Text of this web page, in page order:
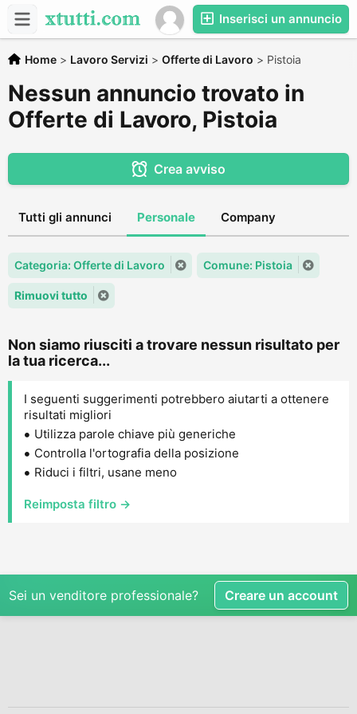
Inserisci un annuncio
Home > Lavoro Servizi > Offerte di Lavoro > Pistoia
Nessun annuncio trovato in
Offerte di Lavoro, Pistoia
Crea avviso
Tutti gli annunci Personale Company
Categoria: Offerte di Lavoro Comune: Pistoia
Rimuovi tutto
Non siamo riusciti a trovare nessun risultato per
la tua ricerca...
I seguenti suggerimenti potrebbero aiutarti a ottenere
risultati migliori
Utilizza parole chiave più generiche
Controlla l'ortografia della posizione
Riduci i filtri, usane meno
Reimposta filtro →
Sei un venditore professionale? Creare un account